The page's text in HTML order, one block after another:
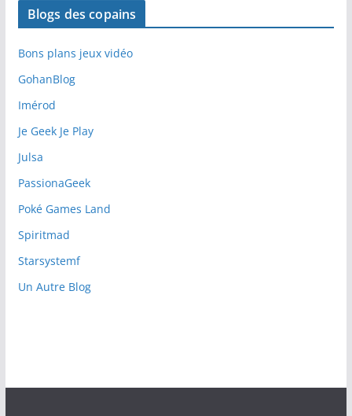
Blogs des copains
Bons plans jeux vidéo
GohanBlog
Imérod
Je Geek Je Play
Julsa
PassionaGeek
Poké Games Land
Spiritmad
Starsystemf
Un Autre Blog